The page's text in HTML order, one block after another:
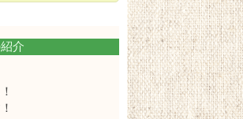
介